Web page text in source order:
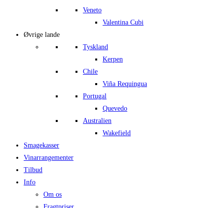
Veneto
Valentina Cubi
Øvrige lande
Tyskland
Kerpen
Chile
Viña Requingua
Portugal
Quevedo
Australien
Wakefield
Smagekasser
Vinarrangementer
Tilbud
Info
Om os